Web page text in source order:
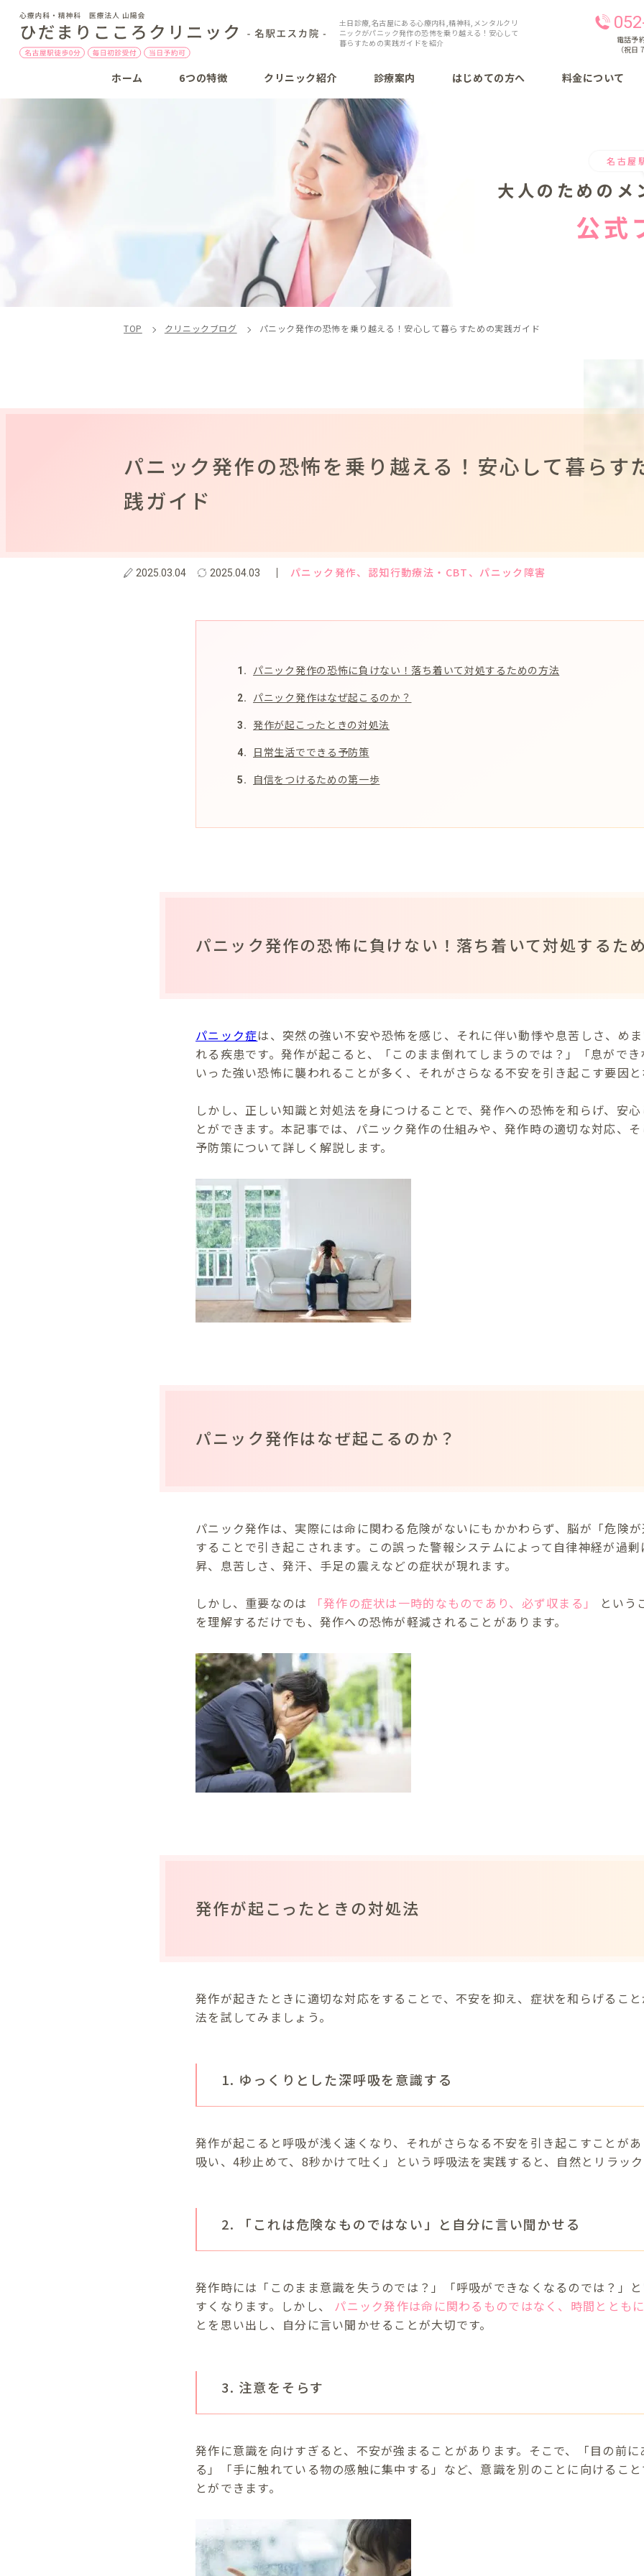
土日診療,名古屋にある心療内科,精神科,メンタルクリ
ニックがパニック発作の恐怖を乗り越える！安心して
暮らすための実践ガイドを紹介
電話予
（祝
ホーム 6つの特徴 クリニック紹介 診療案内 はじめての方へ 料金について
名古屋
大人のための メ
公式
TOP クリニックブログ パニック発作の恐怖を乗り越える！安心して暮らすための実践ガイド
パニック発作の恐怖を乗り越える！安心して暮らす
践ガイド
2025.03.04 2025.04.03 パニック発作、認知行動療法・CBT 、パニック障害
パニック発作の恐怖に負けない！落ち着いて対処するための方法
パニック発作はなぜ起こるのか？
発作が起こったときの対処法
日常生活でできる予防策
自信をつけるための第一歩
パニック発作の恐怖に負けない！落ち着いて対処するた
パニック症は、突然の強い不安や恐怖を感じ、それに伴い動悸や息苦しさ、め
れる疾患です。発作が起こると、「このまま倒れてしまうのでは？」「息がで
いった強い恐怖に襲われることが多く、それがさらなる不安を引き起こす要因
しかし、正しい知識と対処法を身につけることで、発作への恐怖を和らげ、安
とができます。本記事では、パニック発作の仕組みや、発作時の適切な対応、
予防策について詳しく解説します。
パニック発作はなぜ起こるのか？
パニック発作は、実際には命に関わる危険がないにもかかわらず、脳が「危険
することで引き起こされます。この誤った警報システムによって自律神経が過
昇、息苦しさ、発汗、手足の震えなどの症状が現れます。
しかし、重要なのは 「発作の症状は一時的なものであり、必ず収まる」
という
を理解するだけでも、発作への恐怖が軽減されることがあります。
発作が起こったときの対処法
発作が起きたときに適切な対応をすることで、不安を抑え、症状を和らげるこ
法を試してみましょう。
1. ゆっくりとした深呼吸を意識する
発作が起こると呼吸が浅く速くなり、それがさらなる不安を引き起こすことが
吸い、4秒止めて、8秒かけて吐く」という呼吸法を実践すると、自然とリラッ
2. 「これは危険なものではない」と自分に言い聞かせる
発作時には「このまま意識を失うのでは？」「呼吸ができなくなるのでは？」
すくなります。しかし、 パニック発作は命に関わるものではなく、時間ととも
とを思い出し、自分に言い聞かせることが大切です。
3. 注意をそらす
発作に意識を向けすぎると、不安が強まることがあります。そこで、「目の前
る」「手に触れている物の感触に集中する」など、意識を別のことに向けるこ
とができます。